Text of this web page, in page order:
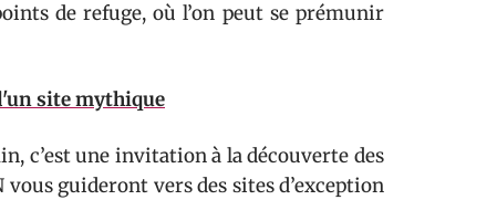
de refuge, où l’on peut se prémunir
site mythique
c’est une invitation à la découverte des
guideront vers des sites d’exception